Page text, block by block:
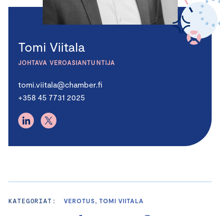
Tomi Viitala
JOHTAVA VEROASIANTUNTIJA
tomi.viitala@chamber.fi
+358 45 7731 2025
KATEGORIAT: VEROTUS, TOMI VIITALA